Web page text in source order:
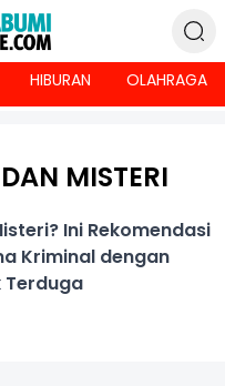
HIBURAN OLAHRAGA
MISTERI
Ini Rekomendasi
Kriminal dengan
Terduga